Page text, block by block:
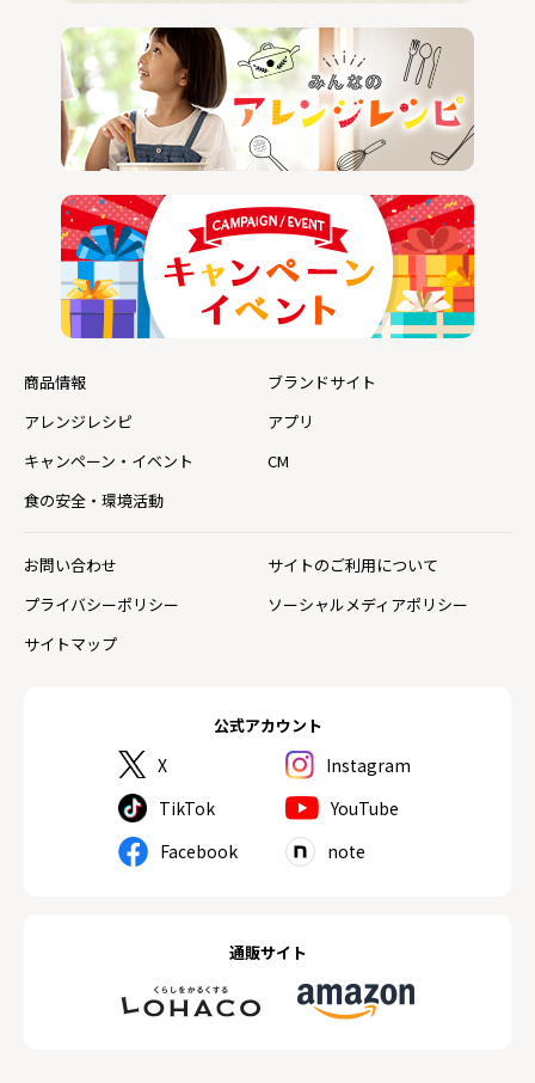
公式アカウント
X
Instagram
TikTok
YouTube
Facebook
note
通販サイト
商品情報
ブランドサイト
アレンジレシピ
アプリ
キャンペーン・イベント
CM
食の安全・環境活動
お問い合わせ
サイトのご利用について
プライバシーポリシー
ソーシャルメディアポリシー
サイトマップ